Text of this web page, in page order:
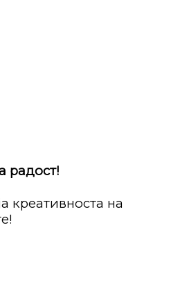
радост!
креативноста на